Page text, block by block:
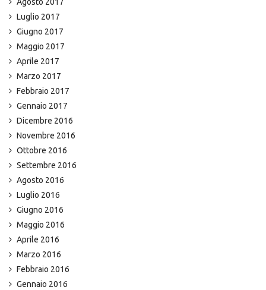
Luglio 2017
Giugno 2017
Maggio 2017
Aprile 2017
Marzo 2017
Febbraio 2017
Gennaio 2017
Dicembre 2016
Novembre 2016
Ottobre 2016
Settembre 2016
Agosto 2016
Luglio 2016
Giugno 2016
Maggio 2016
Aprile 2016
Marzo 2016
Febbraio 2016
Gennaio 2016